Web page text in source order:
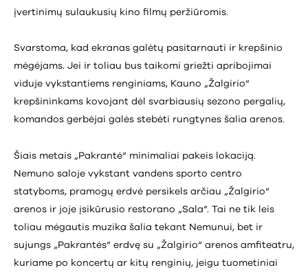
įvertinimų sulaukusių kino filmų peržiūromis.
Svarstoma, kad ekranas galėtų pasitarnauti ir krepšinio
mėgėjams. Jei ir toliau bus taikomi griežti apribojimai
viduje vykstantiems renginiams, Kauno „Žalgirio“
krepšininkams kovojant dėl svarbiausių sezono pergalių,
komandos gerbėjai galės stebėti rungtynes šalia arenos.
Šiais metais „Pakrantė“ minimaliai pakeis lokaciją.
Nemuno saloje vykstant vandens sporto centro
statyboms, pramogų erdvė persikels arčiau „Žalgirio“
arenos ir joje įsikūrusio restorano „Sala“. Tai ne tik leis
toliau mėgautis muzika šalia tekant Nemunui, bet ir
sujungs „Pakrantės“ erdvę su „Žalgirio“ arenos amfiteatru,
kuriame po koncertų ar kitų renginių, jeigu tuometiniai